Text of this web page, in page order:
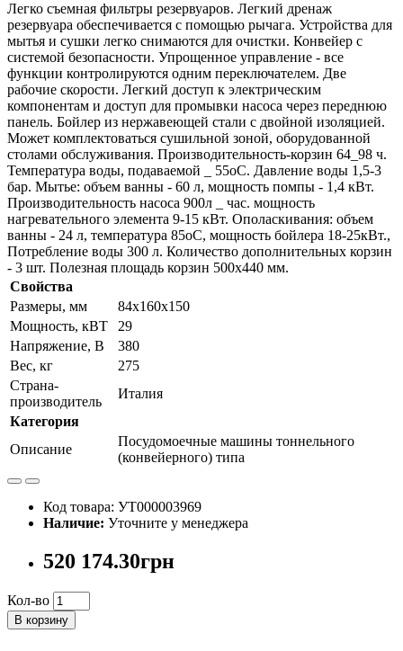
Легко съемная фильтры резервуаров. Легкий дренаж
резервуара обеспечивается с помощью рычага. Устройства для
мытья и сушки легко снимаются для очистки. Конвейер с
системой безопасности. Упрощенное управление - все
функции контролируются одним переключателем. Две
рабочие скорости. Легкий доступ к электрическим
компонентам и доступ для промывки насоса через переднюю
панель. Бойлер из нержавеющей стали с двойной изоляцией.
Может комплектоваться сушильной зоной, оборудованной
столами обслуживания. Производительность-корзин 64_98 ч.
Температура воды, подаваемой _ 55оС. Давление воды 1,5-3
бар. Мытье: объем ванны - 60 л, мощность помпы - 1,4 кВт.
Производительность насоса 900л _ час. мощность
нагревательного элемента 9-15 кВт. Ополаскивания: объем
ванны - 24 л, температура 85оС, мощность бойлера 18-25кВт.,
Потребление воды 300 л. Количество дополнительных корзин
- 3 шт. Полезная площадь корзин 500х440 мм.
Свойства
Размеры, мм
84х160х150
Мощность, кВТ
29
Напряжение, В
380
Вес, кг
275
Страна-
производитель
Италия
Категория
Описание
Посудомоечные машины тоннельного
(конвейерного) типа
Код товара: УТ000003969
Наличие: Уточните у менеджера
520 174.30грн
Кол-во
В корзину